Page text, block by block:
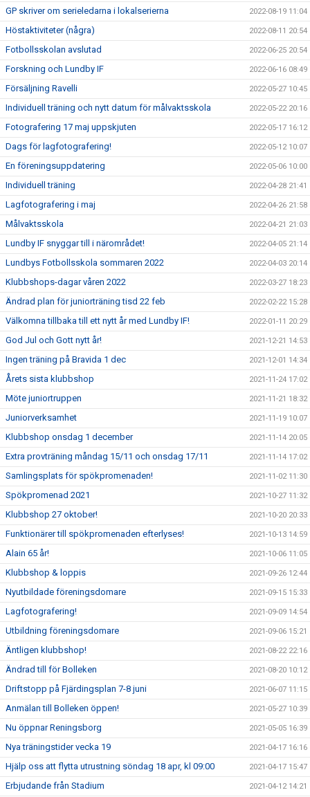
GP skriver om serieledarna i lokalserierna 2022-08-19 11:04
Höstaktiviteter (några) 2022-08-11 20:54
Fotbollsskolan avslutad 2022-06-25 20:54
Forskning och Lundby IF 2022-06-16 08:49
Försäljning Ravelli 2022-05-27 10:45
Individuell träning och nytt datum för målvaktsskola 2022-05-22 20:16
Fotografering 17 maj uppskjuten 2022-05-17 16:12
Dags för lagfotografering! 2022-05-12 10:07
En föreningsuppdatering 2022-05-06 10:00
Individuell träning 2022-04-28 21:41
Lagfotografering i maj 2022-04-26 21:58
Målvaktsskola 2022-04-21 21:03
Lundby IF snyggar till i närområdet! 2022-04-05 21:14
Lundbys Fotbollsskola sommaren 2022 2022-04-03 20:14
Klubbshops-dagar våren 2022 2022-03-27 18:23
Ändrad plan för juniorträning tisd 22 feb 2022-02-22 15:28
Välkomna tillbaka till ett nytt år med Lundby IF! 2022-01-11 20:29
God Jul och Gott nytt år! 2021-12-21 14:53
Ingen träning på Bravida 1 dec 2021-12-01 14:34
Årets sista klubbshop 2021-11-24 17:02
Möte juniortruppen 2021-11-21 18:32
Juniorverksamhet 2021-11-19 10:07
Klubbshop onsdag 1 december 2021-11-14 20:05
Extra provträning måndag 15/11 och onsdag 17/11 2021-11-14 17:02
Samlingsplats för spökpromenaden! 2021-11-02 11:30
Spökpromenad 2021 2021-10-27 11:32
Klubbshop 27 oktober! 2021-10-20 20:33
Funktionärer till spökpromenaden efterlyses! 2021-10-13 14:59
Alain 65 år! 2021-10-06 11:05
Klubbshop & loppis 2021-09-26 12:44
Nyutbildade föreningsdomare 2021-09-15 15:33
Lagfotografering! 2021-09-09 14:54
Utbildning föreningsdomare 2021-09-06 15:21
Äntligen klubbshop! 2021-08-22 22:16
Ändrad till för Bolleken 2021-08-20 10:12
Driftstopp på Fjärdingsplan 7-8 juni 2021-06-07 11:15
Anmälan till Bolleken öppen! 2021-05-27 10:39
Nu öppnar Reningsborg 2021-05-05 16:39
Nya träningstider vecka 19 2021-04-17 16:16
Hjälp oss att flytta utrustning söndag 18 apr, kl 09:00 2021-04-17 15:47
Erbjudande från Stadium 2021-04-12 14:21